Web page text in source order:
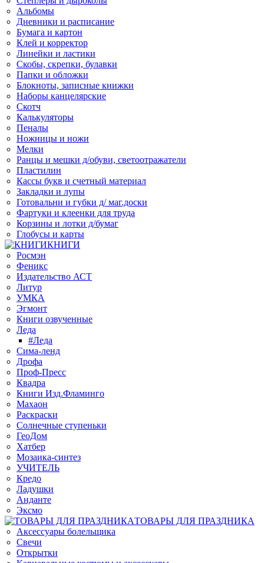
Альбомы
Дневники и расписание
Бумага и картон
Клей и корректор
Линейки и ластики
Скобы, скрепки, булавки
Папки и обложки
Блокноты, записные книжки
Наборы канцелярские
Скотч
Калькуляторы
Пеналы
Ножницы и ножи
Мелки
Ранцы и мешки д/обуви, светоотражатели
Пластилин
Кассы букв и счетный материал
Закладки и лупы
Готовальни и губки д/ маг.доски
Фартуки и клеенки для труда
Корзины и лотки д/бумаг
Глобусы и карты
КНИГИ
Росмэн
Феникс
Издательство АСТ
Литур
УМКА
Эгмонт
Книги озвученные
Леда
#Леда
Сима-ленд
Дрофа
Проф-Пресс
Квадра
Книги Изд.Фламинго
Махаон
Раскраски
Солнечные ступеньки
ГеоДом
Хатбер
Мозаика-синтез
УЧИТЕЛЬ
Кредо
Ладушки
Анданте
Эксмо
ТОВАРЫ ДЛЯ ПРАЗДНИКА
Аксессуары болельщика
Свечи
Открытки